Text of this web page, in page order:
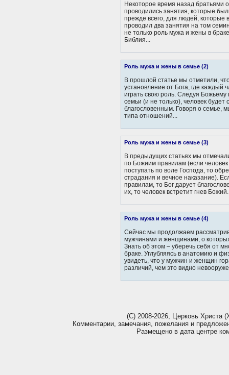
Некоторое время назад братьями
проводились занятия, которые
прежде всего, для людей, которые
проводил два занятия на том
не только роль мужа и жены в
Библия...
Роль мужа и жены в семье (2)
В прошлой статье мы отметили,
установление от Бога, где каждый
играть свою роль. Следуя Божьему
семьи (и не только), человек будет
благословенным. Говоря о семье,
типа отношений...
Роль мужа и жены в семье (3)
В предыдущих статьях мы
по Божиим правилам (если человек
поступать по воле Господа, то
страдания и вечное наказание).
правилам, то Бог дарует
их, то человек встретит гнев
Роль мужа и жены в семье (4)
Сейчас мы продолжаем
мужчинами и женщинами, о которых
Знать об этом – уберечь себя от
браке. Углубляясь в анатомию и
увидеть, что у мужчин и женщин
различий, чем это видно
(С) 2008-2026, Церковь Христа
Комментарии, замечания, пожелания и
Размещено в дата центре